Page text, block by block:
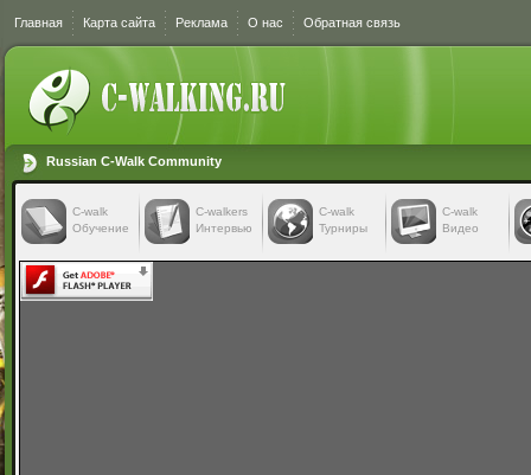
Главная Карта сайта Реклама О нас Обратная связь
Russian C-Walk Community
C-walk
Обучение
C-walkers
Интервью
С-walk
Турниры
С-walk
Видео